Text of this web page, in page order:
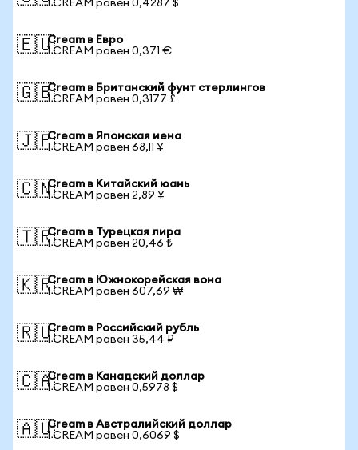
1 CREAM равен 0,4287 $
🇪🇺Cream в Евро
1 CREAM равен 0,371 €
🇬🇧Cream в Британский фунт стерлингов
1 CREAM равен 0,3177 £
🇯🇵Cream в Японская иена
1 CREAM равен 68,11 ¥
🇨🇳Cream в Китайский юань
1 CREAM равен 2,89 ¥
🇹🇷Cream в Турецкая лира
1 CREAM равен 20,46 ₺
🇰🇷Cream в Южнокорейская вона
1 CREAM равен 607,69 ₩
🇷🇺Cream в Российский рубль
1 CREAM равен 35,44 ₽
🇨🇦Cream в Канадский доллар
1 CREAM равен 0,5978 $
🇦🇺Cream в Австралийский доллар
1 CREAM равен 0,6069 $